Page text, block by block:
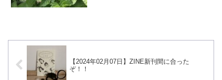
【2024年02月07日】ZINE新刊間に合った
ぞ！！